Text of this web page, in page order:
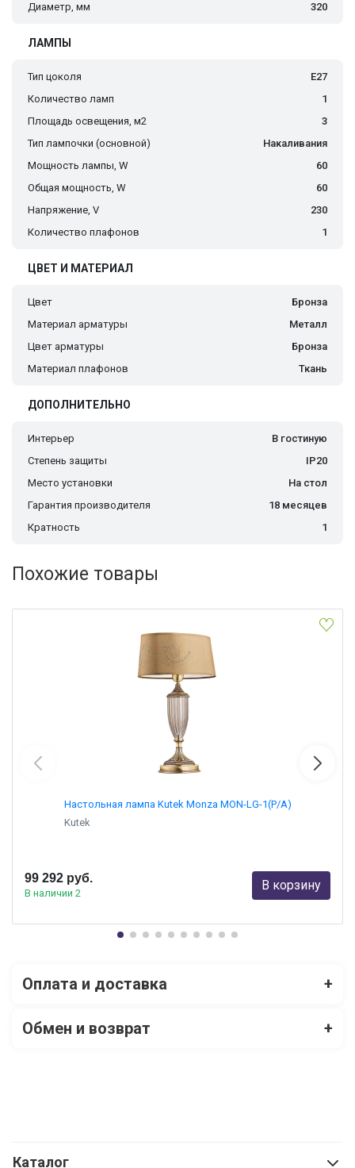
Диаметр, мм 320
ЛАМПЫ
Тип цоколя
E27
Количество ламп
1
Площадь освещения, м2
3
Тип лампочки (основной)
Накаливания
Мощность лампы, W
60
Общая мощность, W
60
Напряжение, V
230
Количество плафонов
1
ЦВЕТ И МАТЕРИАЛ
Цвет
Бронза
Материал арматуры
Металл
Цвет арматуры
Бронза
Материал плафонов
Ткань
ДОПОЛНИТЕЛЬНО
Интерьер
В гостиную
Степень защиты
IP20
Место установки
На стол
Гарантия производителя
18 месяцев
Кратность
1
Похожие товары
Настольная лампа Kutek Monza MON-LG-1(P/A)
Kutek
99 292 руб.
В наличии 2
В корзину
Оплата и доставка +
Обмен и возврат +
Каталог